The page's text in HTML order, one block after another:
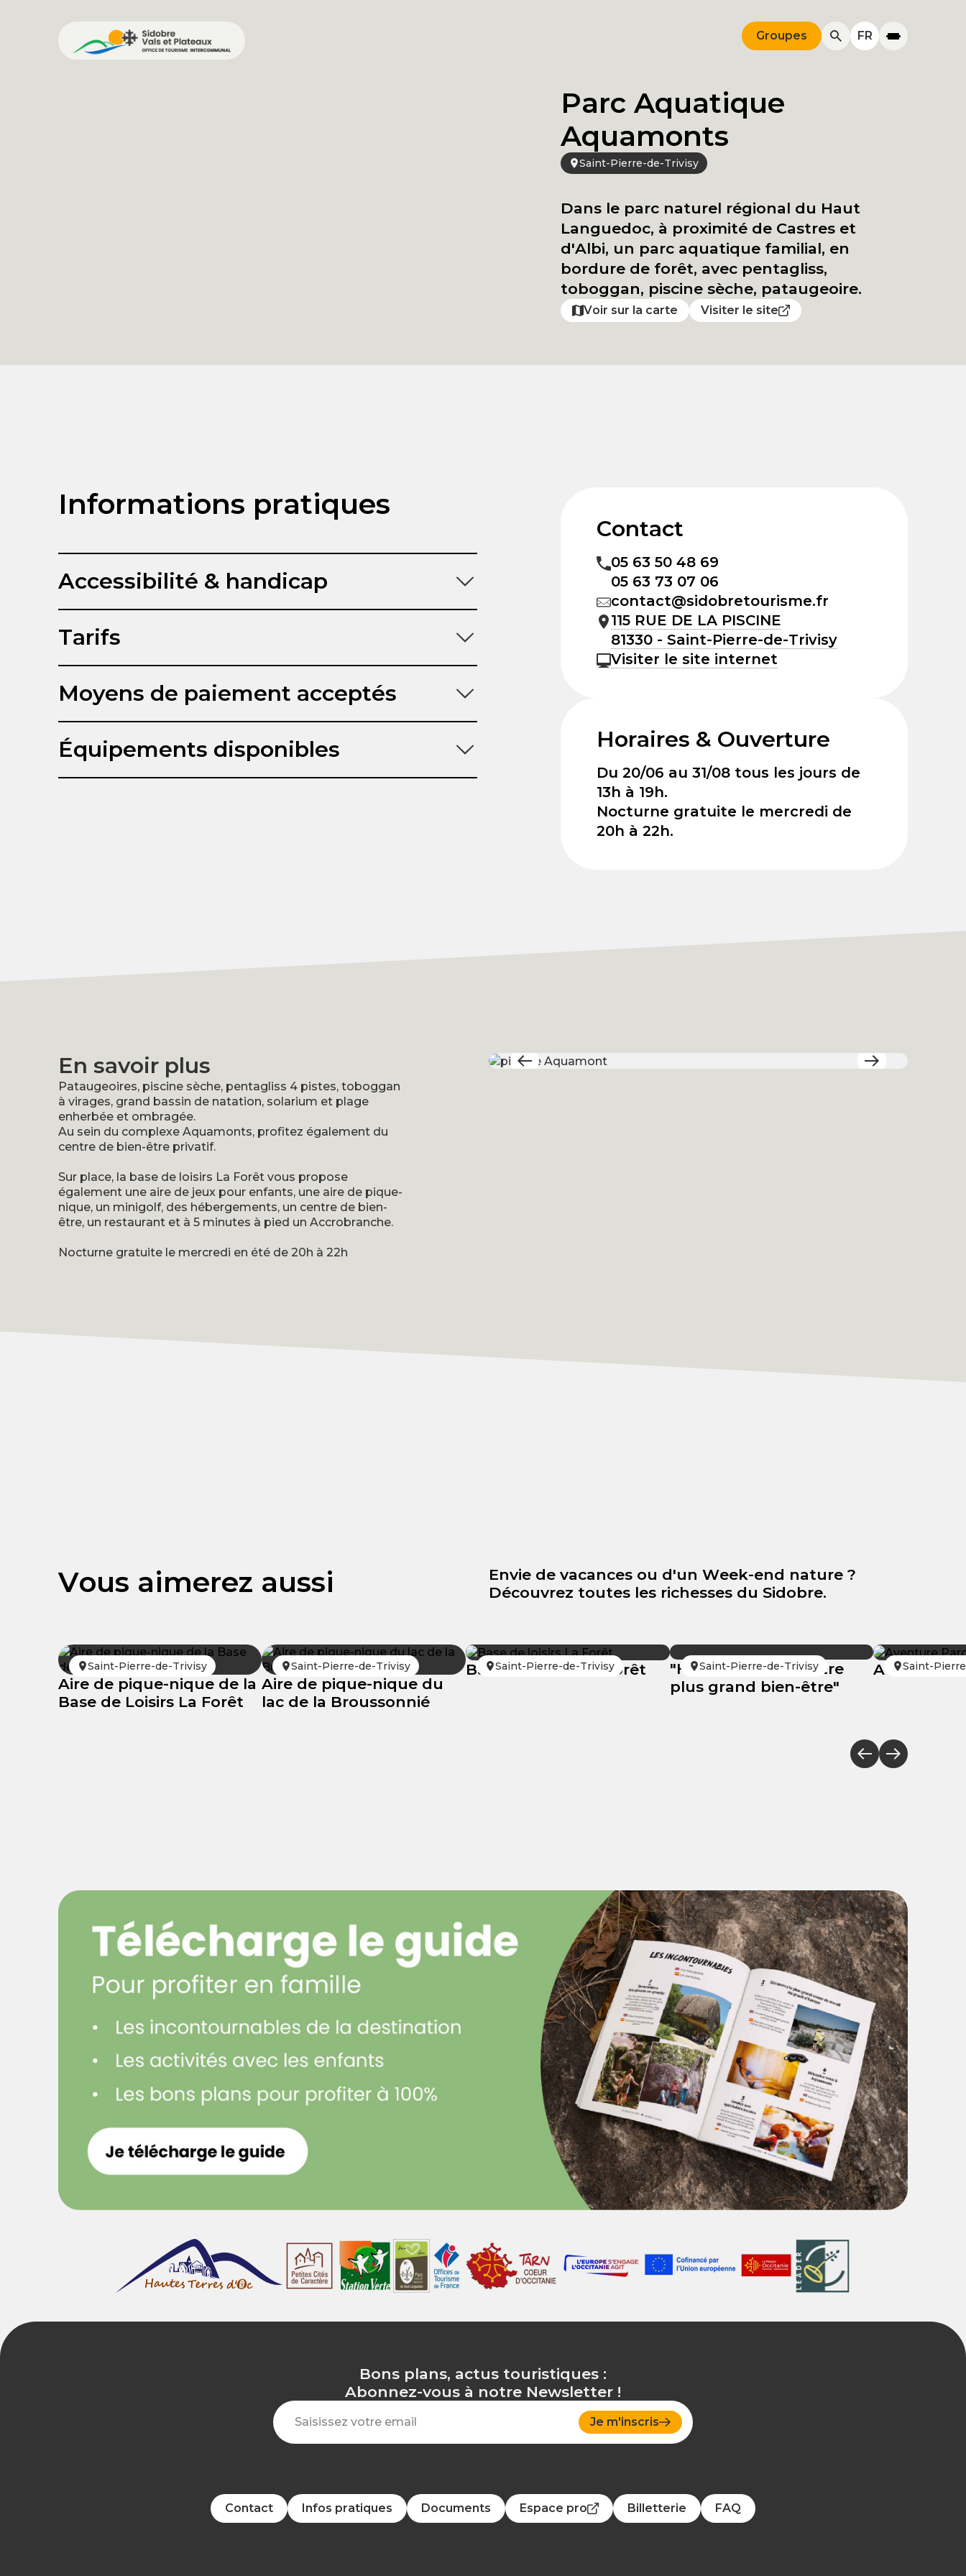
Groupes FR
Parc Aquatique
Aquamonts
Saint-Pierre-de-Trivisy
Dans le parc naturel régional du Haut
Languedoc, à proximité de Castres et
d'Albi, un parc aquatique familial, en
bordure de forêt, avec pentagliss,
toboggan, piscine sèche, pataugeoire.
Voir sur la carte Visiter le site
Contact
05 63 50 48 69
05 63 73 07 06
contact@sidobretourisme.fr
115 RUE DE LA PISCINE
81330 - Saint-Pierre-de-Trivisy
Visiter le site internet
Horaires & Ouverture
Du 20/06 au 31/08 tous les jours de
13h à 19h.
Nocturne gratuite le mercredi de
20h à 22h.
Informations pratiques
Accessibilité & handicap
Tarifs
Moyens de paiement acceptés
Équipements disponibles
En savoir plus
Pataugeoires, piscine sèche, pentagliss 4 pistes, toboggan
à virages, grand bassin de natation, solarium et plage
enherbée et ombragée.
Au sein du complexe Aquamonts, profitez également du
centre de bien-être privatif.
Sur place, la base de loisirs La Forêt vous propose
également une aire de jeux pour enfants, une aire de pique-
nique, un minigolf, des hébergements, un centre de bien-
être, un restaurant et à 5 minutes à pied un Accrobranche.
Nocturne gratuite le mercredi en été de 20h à 22h
Vous aimerez aussi
Envie de vacances ou d'un Week-end nature ?
Découvrez toutes les richesses du Sidobre.
Aire de pique-nique de la
Base de Loisirs La Forêt
Saint-Pierre-de-Trivisy
Aire de pique-nique du
lac de la Broussonnié
Saint-Pierre-de-Trivisy Base de loisirs La Forêt
Saint-Pierre-de-Trivisy
"Happizen, pour votre
plus grand bien-être"
Saint-Pierre-de-Trivisy Aventure
Saint-
Bons plans, actus touristiques :
Abonnez-vous à notre Newsletter !
Je m'inscris
Contact Infos pratiques Documents Espace pro Billetterie FAQ